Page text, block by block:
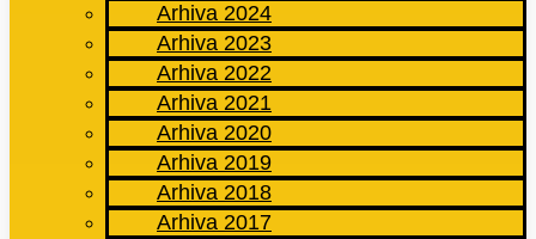
Arhiva 2024
Arhiva 2023
Arhiva 2022
Arhiva 2021
Arhiva 2020
Arhiva 2019
Arhiva 2018
Arhiva 2017